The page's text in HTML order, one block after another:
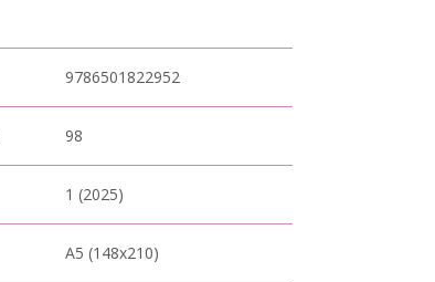
9786501822952
98
1 (2025)
A5 (148x210)